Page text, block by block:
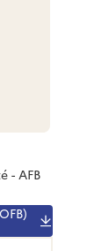
- AFB